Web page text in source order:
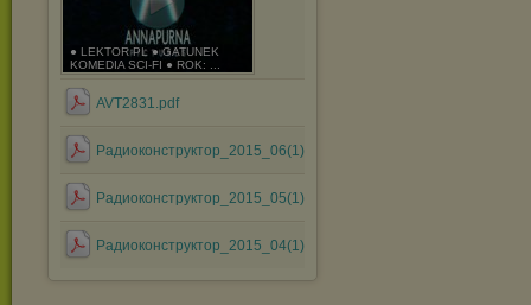
● LEKTOR PL ● GATUNEK
KOMEDIA SCI-FI ● ROK: ...
AVT2831.pdf
Радиоконструктор_2015_06(1).pdf
Радиоконструктор_2015_05(1).pdf
Радиоконструктор_2015_04(1).pdf